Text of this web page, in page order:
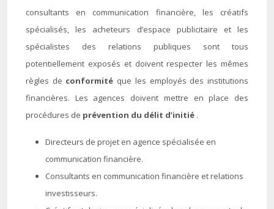
consultants en communication financière, les créatifs
spécialisés, les acheteurs d’espace publicitaire et les
spécialistes des relations publiques sont tous
potentiellement exposés et doivent respecter les mêmes
règles de conformité que les employés des institutions
financières. Les agences doivent mettre en place des
procédures de prévention du délit d’initié .
Directeurs de projet en agence spécialisée en
communication financière.
Consultants en communication financière et relations
investisseurs.